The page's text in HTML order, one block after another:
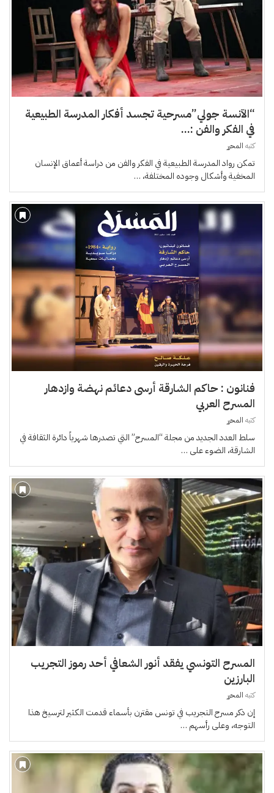
“الآنسة جولي”مسرحية تجسد أفكار المدرسة الطبيعية
في الفكر والفن :...
كتبه المحرر
تمكن رواد المدرسة الطبيعية في الفكر والفن من دراسة أعماق الإنسان
المخفية وأشكال وجوده المختلفة، …
فنانون : حاكم الشارقة أرسى دعائم نهضة وازدهار
المسرح العربي
كتبه المحرر
سلط العدد الجديد من مجلة “المسرح” التي تصدرها شهرياً دائرة الثقافة في
الشارقة، الضوء على …
المسرح التونسي يفقد أنور الشعافي أحد رموز التجريب
البارزين
كتبه المحرر
إن ذكر مسرح التجريب في تونس مقترن بأسماء قدمت الكثير لترسيخ هذا
التوجه، وعلى رأسهم …